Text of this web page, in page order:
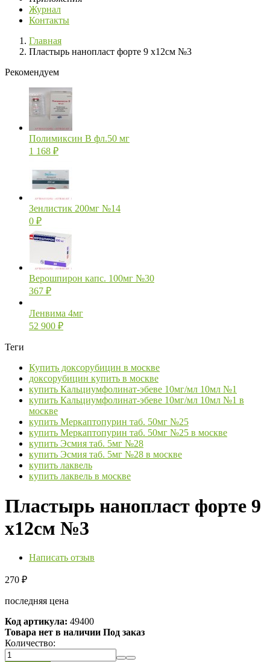
Журнал
Контакты
Главная
Пластырь нанопласт форте 9 х12см №3
Рекомендуем
Полимиксин В фл.50 мг
1 168 ₽
Зенлистик 200мг №14
0 ₽
Верошпирон капс. 100мг №30
367 ₽
Ленвима 4мг
52 900 ₽
Теги
Купить доксорубицин в москве
доксорубицин купить в москве
купить Кальциумфолинат-эбеве 10мг/мл 10мл №1
купить Кальциумфолинат-эбеве 10мг/мл 10мл №1 в
москве
купить Меркаптопурин таб. 50мг №25
купить Меркаптопурин таб. 50мг №25 в москве
купить Эсмия таб. 5мг №28
купить Эсмия таб. 5мг №28 в москве
купить лаквель
купить лаквель в москве
Пластырь нанопласт форте 9
х12см №3
Написать отзыв
270 ₽
последняя цена
Код артикула: 49400
Товара нет в наличии Под заказ
Количество: